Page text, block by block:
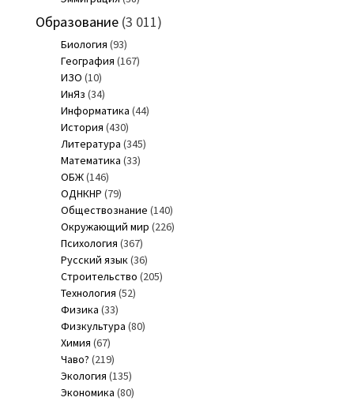
Образование(3 011)
Биология (93)
География (167)
ИЗО (10)
ИнЯз (34)
Информатика (44)
История (430)
Литература (345)
Математика (33)
ОБЖ(146)
ОДНКНР (79)
Обществознание (140)
Окружающий мир (226)
Психология (367)
Русский язык(36)
Строительство (205)
Технология (52)
Физика (33)
Физкультура (80)
Химия (67)
Чаво? (219)
Экология (135)
Экономика (80)